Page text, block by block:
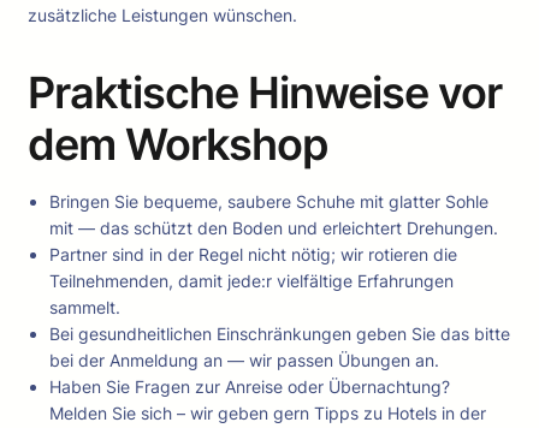
zusätzliche Leistungen wünschen.
Praktische Hinweise vor
dem Workshop
Bringen Sie bequeme, saubere Schuhe mit glatter Sohle
mit — das schützt den Boden und erleichtert Drehungen.
Partner sind in der Regel nicht nötig; wir rotieren die
Teilnehmenden, damit jede:r vielfältige Erfahrungen
sammelt.
Bei gesundheitlichen Einschränkungen geben Sie das bitte
bei der Anmeldung an — wir passen Übungen an.
Haben Sie Fragen zur Anreise oder Übernachtung?
Melden Sie sich – wir geben gern Tipps zu Hotels in der